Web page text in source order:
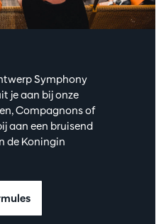
Symphony
je aan bij onze
Compagnons of
aan een bruisend
de Koningin